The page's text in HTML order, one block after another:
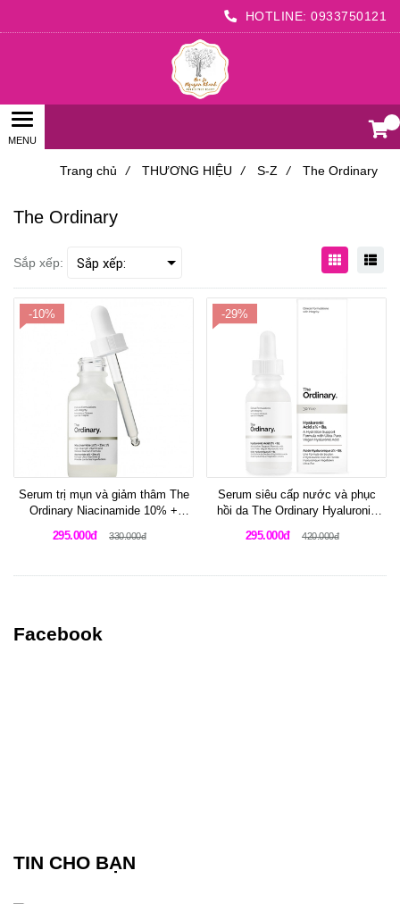
HOTLINE: 0933750121
Trang chủ / THƯƠNG HIỆU / S-Z / The Ordinary
The Ordinary
Sắp xếp:
-10%
Serum trị mụn và giảm thâm The
Ordinary Niacinamide 10% +
Mineral Blemish Formula
295.000đ 330.000đ
-29%
Serum siêu cấp nước và phục
hồi da The Ordinary Hyaluronic
Formula
295.000đ 420.000đ
Facebook
TIN CHO BẠN